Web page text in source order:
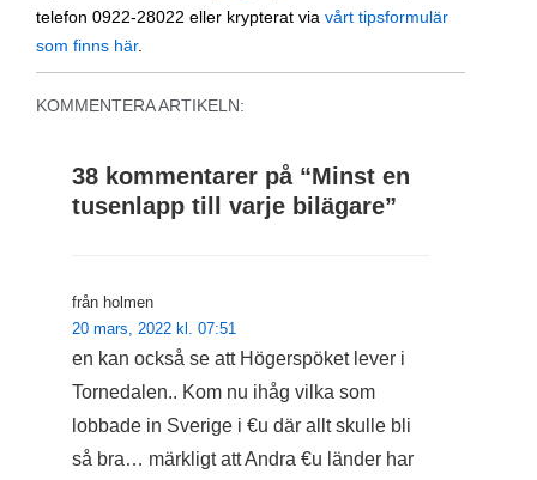
telefon 0922-28022 eller krypterat via vårt tipsformulär
som finns här.
KOMMENTERA ARTIKELN:
38 kommentarer på “Minst en
tusenlapp till varje bilägare”
från holmen
20 mars, 2022 kl. 07:51
en kan också se att Högerspöket lever i
Tornedalen.. Kom nu ihåg vilka som
lobbade in Sverige i €u där allt skulle bli
så bra… märkligt att Andra €u länder har